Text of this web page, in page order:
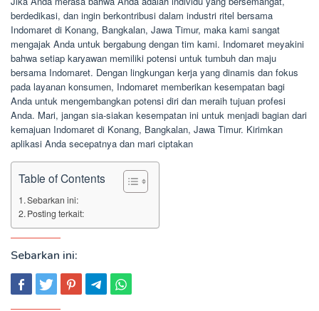
berdedikasi, dan ingin berkontribusi dalam industri ritel bersama
Indomaret di Konang, Bangkalan, Jawa Timur, maka kami sangat
mengajak Anda untuk bergabung dengan tim kami. Indomaret meyakini
bahwa setiap karyawan memiliki potensi untuk tumbuh dan maju
bersama Indomaret. Dengan lingkungan kerja yang dinamis dan fokus
pada layanan konsumen, Indomaret memberikan kesempatan bagi
Anda untuk mengembangkan potensi diri dan meraih tujuan profesi
Anda. Mari, jangan sia-siakan kesempatan ini untuk menjadi bagian dari
kemajuan Indomaret di Konang, Bangkalan, Jawa Timur. Kirimkan
aplikasi Anda secepatnya dan mari ciptakan
Table of Contents
Sebarkan ini:
Posting terkait:
Sebarkan ini: